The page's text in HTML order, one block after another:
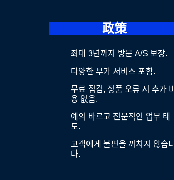
政策
최대 3년까지 방문 A/S 보장.
다양한 부가 서비스 포함.
무료 점검, 정품 오류 시 추가 비
용 없음.
예의 바르고 전문적인 업무 태
도.
고객에게 불편을 끼치지 않습니
다.